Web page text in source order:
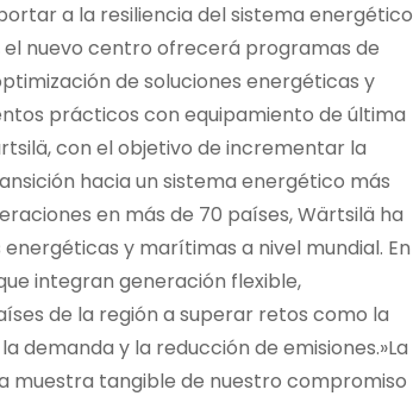
a la resiliencia del sistema energético
el nuevo centro ofrecerá programas de
de soluciones energéticas y
prácticos con equipamiento de última
con el objetivo de incrementar la
hacia un sistema energético más
en más de 70 países, Wärtsilä ha
y marítimas a nivel mundial. En
integran generación flexible,
de la región a superar retos como la
demanda y la reducción de emisiones.»La
muestra tangible de nuestro compromiso